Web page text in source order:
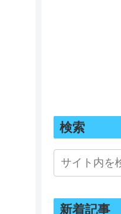
検索
新着記事